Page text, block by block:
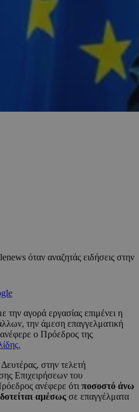
όταν αναζητάς ειδήσεις στην
αγορά εργασίας επιμένει η
την άμεση επαγγελματική
ο Πρόεδρος της
στην τελετή
Επιχειρήσεων του
ανέφερε ότι ποσοστό άνω
αμέσως σε επαγγέλματα